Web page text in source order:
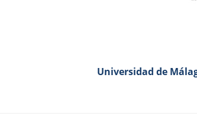
Universidad de